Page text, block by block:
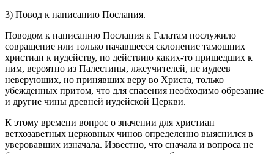
3) Повод к написанию Послания.
Поводом к написанию Послания к Галатам послужило
совращение или только начавшееся склонение тамошних
христиан к иудейству, по действию каких-то пришедших к
ним, вероятно из Палестины, лжеучителей, не иудеев
неверующих, но принявших веру во Христа, только
убежденных притом, что для спасения необходимо обрезание
и другие чины древней иудейской Церкви.
К этому времени вопрос о значении для христиан
ветхозаветных церковных чинов определенно выяснился в
уверовавших изначала. Известно, что сначала и вопроса не